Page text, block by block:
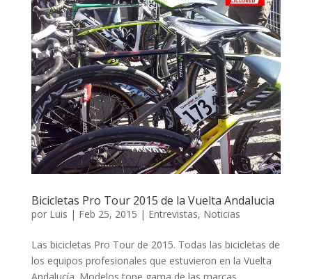
Bicicletas Pro Tour 2015 de la Vuelta Andalucia
por Luis | Feb 25, 2015 | Entrevistas, Noticias
Las bicicletas Pro Tour de 2015. Todas las bicicletas de
los equipos profesionales que estuvieron en la Vuelta